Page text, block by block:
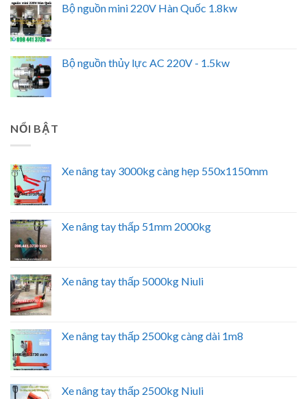
Bộ nguồn mini 220V Hàn Quốc 1.8kw
Bộ nguồn thủy lực AC 220V - 1.5kw
NỔI BẬT
Xe nâng tay 3000kg càng hẹp 550x1150mm
Xe nâng tay thấp 51mm 2000kg
Xe nâng tay thấp 5000kg Niuli
Xe nâng tay thấp 2500kg càng dài 1m8
Xe nâng tay thấp 2500kg Niuli